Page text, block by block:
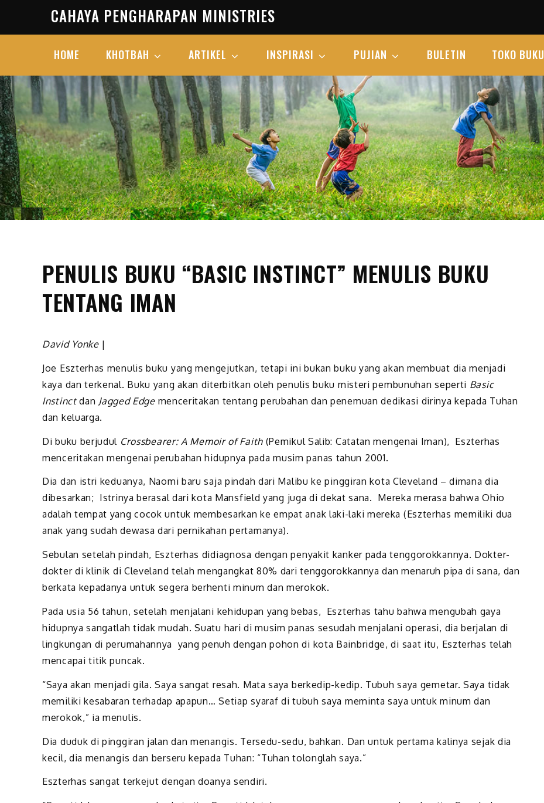
content
CAHAYA PENGHARAPAN MINISTRIES
HOME KHOTBAH ARTIKEL INSPIRASI PUJIAN BULETIN TOKO BUKU
PENULIS BUKU “BASIC INSTINCT” MENULIS BUKU
TENTANG IMAN
David Yonke|
Joe Eszterhas menulis buku yang mengejutkan, tetapi ini bukan buku yang akan membuat dia menjadi
kaya dan terkenal. Buku yang akan diterbitkan oleh penulis buku misteri pembunuhan seperti Basic
Instinctdan Jagged Edgemenceritakan tentang perubahan dan penemuan dedikasi dirinya kepada Tuhan
dan keluarga.
Di buku berjudul Crossbearer: A Memoir of Faith(Pemikul Salib: Catatan mengenai Iman), Eszterhas
menceritakan mengenai perubahan hidupnya pada musim panas tahun 2001.
Dia dan istri keduanya, Naomi baru saja pindah dari Malibu ke pinggiran kota Cleveland – dimana dia
dibesarkan; Istrinya berasal dari kota Mansfield yang juga di dekat sana. Mereka merasa bahwa Ohio
adalah tempat yang cocok untuk membesarkan ke empat anak laki-laki mereka (Eszterhas memiliki dua
anak yang sudah dewasa dari pernikahan pertamanya).
Sebulan setelah pindah, Eszterhas didiagnosa dengan penyakit kanker pada tenggorokkannya. Dokter-
dokter di klinik di Cleveland telah mengangkat 80% dari tenggorokkannya dan menaruh pipa di sana, dan
berkata kepadanya untuk segera berhenti minum dan merokok.
Pada usia 56 tahun, setelah menjalani kehidupan yang bebas, Eszterhas tahu bahwa mengubah gaya
hidupnya sangatlah tidak mudah. Suatu hari di musim panas sesudah menjalani operasi, dia berjalan di
lingkungan di perumahannya yang penuh dengan pohon di kota Bainbridge, di saat itu, Eszterhas telah
mencapai titik puncak.
“Saya akan menjadi gila. Saya sangat resah. Mata saya berkedip-kedip. Tubuh saya gemetar. Saya tidak
memiliki kesabaran terhadap apapun… Setiap syaraf di tubuh saya meminta saya untuk minum dan
merokok,” ia menulis.
Dia duduk di pinggiran jalan dan menangis. Tersedu-sedu, bahkan. Dan untuk pertama kalinya sejak dia
kecil, dia menangis dan berseru kepada Tuhan: “Tuhan tolonglah saya.”
Eszterhas sangat terkejut dengan doanya sendiri.